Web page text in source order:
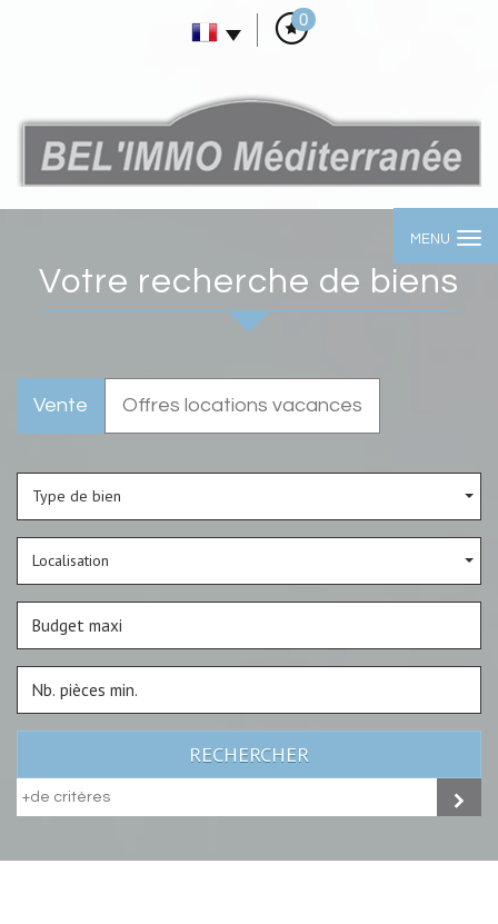
0
MENU
votre recherche de biens
Vente Offres locations vacances
Type de bien
Localisation
RECHERCHER
+de critères